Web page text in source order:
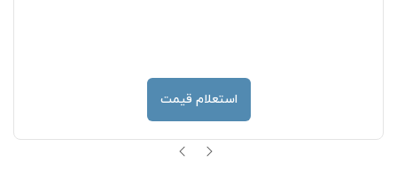
استعلام قیمت